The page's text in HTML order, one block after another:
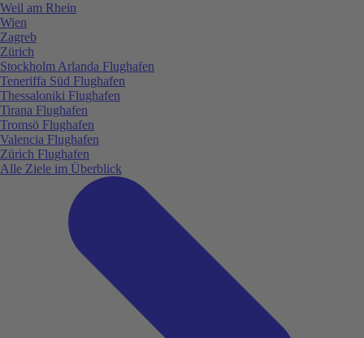
Weil am Rhein
Wien
Zagreb
Zürich
Stockholm Arlanda Flughafen
Teneriffa Süd Flughafen
Thessaloniki Flughafen
Tirana Flughafen
Tromsö Flughafen
Valencia Flughafen
Zürich Flughafen
Alle Ziele im Überblick